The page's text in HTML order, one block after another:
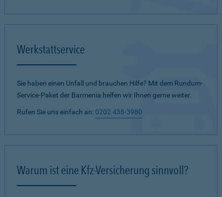
Werkstattservice
Sie haben einen Unfall und brauchen Hilfe? Mit dem Rundum-
Service-Paket der Barmenia helfen wir Ihnen gerne weiter.
Rufen Sie uns einfach an: 0202 438-3980
Warum ist eine Kfz-Versicherung sinnvoll?